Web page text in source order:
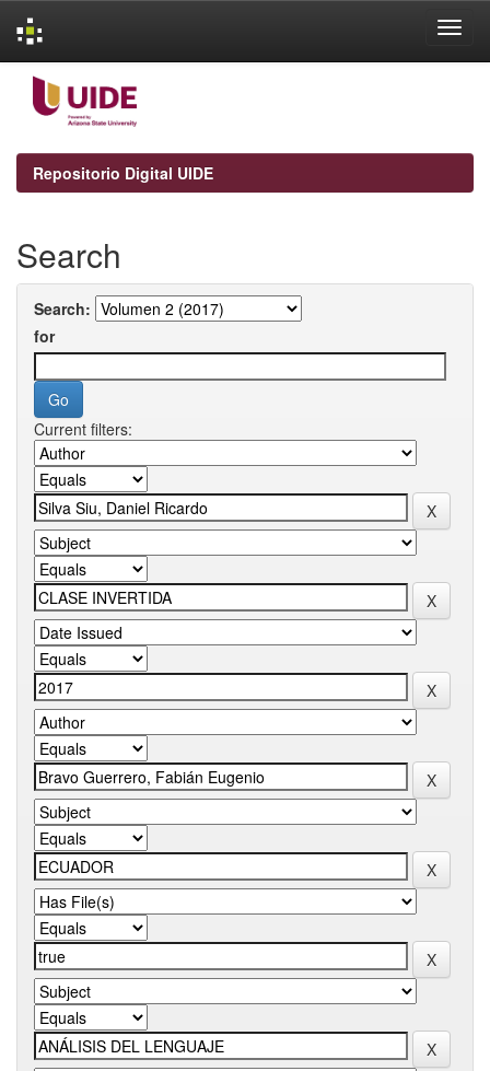
navigation
Repositorio Digital UIDE
Search
Search:
for
Current filters: